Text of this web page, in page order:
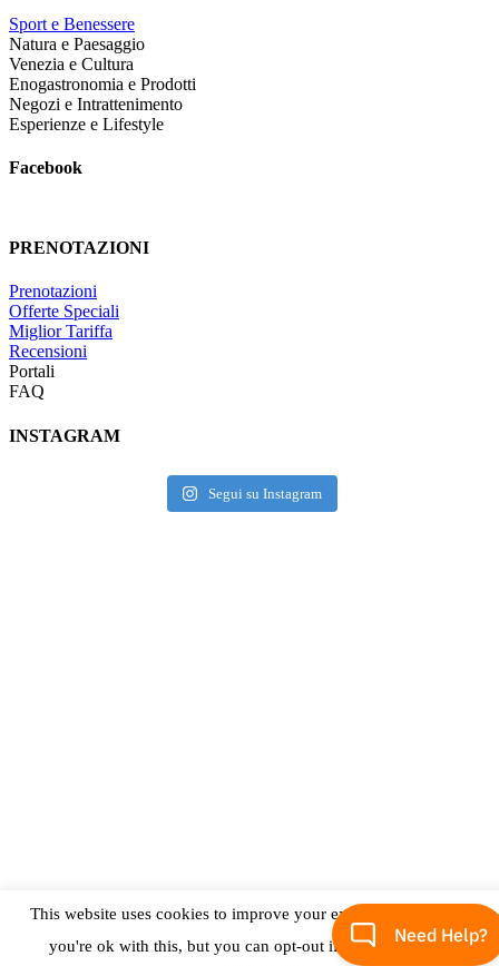
Sport e Benessere
Natura e Paesaggio
Venezia e Cultura
Enogastronomia e Prodotti
Negozi e Intrattenimento
Esperienze e Lifestyle
Facebook
PRENOTAZIONI
Prenotazioni
Offerte Speciali
Miglior Tariffa
Recensioni
Portali
FAQ
INSTAGRAM
Segui su Instagram
LIFESTYLE
This website uses cookies to improve your experience. We'll
you're ok with this, but you can opt-out if you wish.
Accept